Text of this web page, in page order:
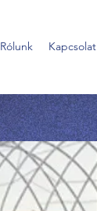
Rólunk Kapcsolat